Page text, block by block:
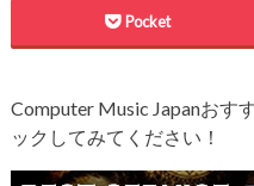
Pocket
Computer Music Japanおす
ックしてみてください！